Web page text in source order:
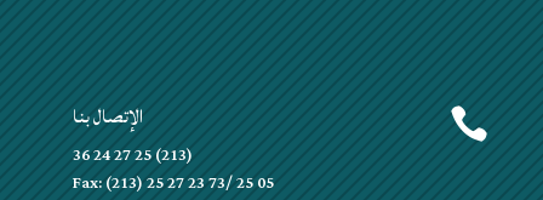
 الإتصال بنا
(213) 25 27 24 36
Fax: (213) 25 27 23 73/ 25 05